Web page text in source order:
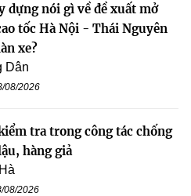
dựng nói gì về đề xuất mở
tốc Hà Nội - Thái Nguyên
xe?
Dân
08/2026
tra trong công tác chống
hàng giả
08/2026